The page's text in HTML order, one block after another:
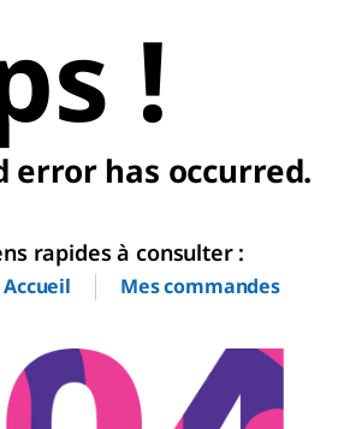
!
error has occurred.
rapides à consulter :
Accueil Mes commandes